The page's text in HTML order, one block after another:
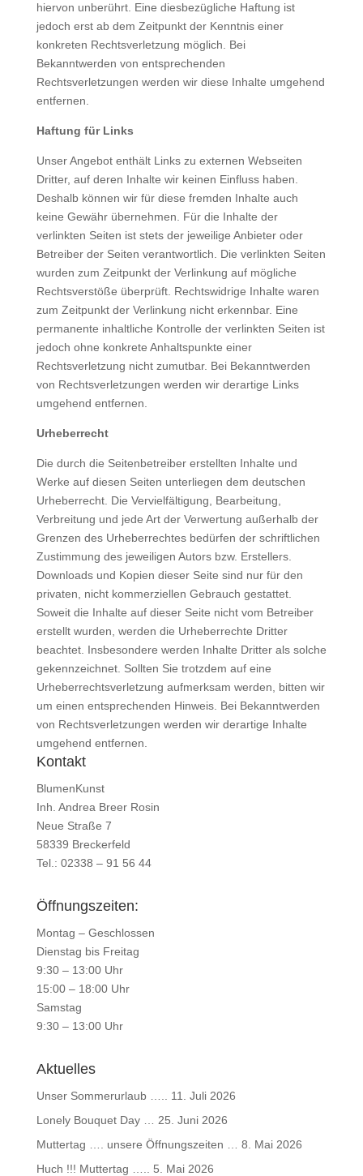
hiervon unberührt. Eine diesbezügliche Haftung ist
jedoch erst ab dem Zeitpunkt der Kenntnis einer
konkreten Rechtsverletzung möglich. Bei
Bekanntwerden von entsprechenden
Rechtsverletzungen werden wir diese Inhalte umgehend
entfernen.
Haftung für Links
Unser Angebot enthält Links zu externen Webseiten
Dritter, auf deren Inhalte wir keinen Einfluss haben.
Deshalb können wir für diese fremden Inhalte auch
keine Gewähr übernehmen. Für die Inhalte der
verlinkten Seiten ist stets der jeweilige Anbieter oder
Betreiber der Seiten verantwortlich. Die verlinkten Seiten
wurden zum Zeitpunkt der Verlinkung auf mögliche
Rechtsverstöße überprüft. Rechtswidrige Inhalte waren
zum Zeitpunkt der Verlinkung nicht erkennbar. Eine
permanente inhaltliche Kontrolle der verlinkten Seiten ist
jedoch ohne konkrete Anhaltspunkte einer
Rechtsverletzung nicht zumutbar. Bei Bekanntwerden
von Rechtsverletzungen werden wir derartige Links
umgehend entfernen.
Urheberrecht
Die durch die Seitenbetreiber erstellten Inhalte und
Werke auf diesen Seiten unterliegen dem deutschen
Urheberrecht. Die Vervielfältigung, Bearbeitung,
Verbreitung und jede Art der Verwertung außerhalb der
Grenzen des Urheberrechtes bedürfen der schriftlichen
Zustimmung des jeweiligen Autors bzw. Erstellers.
Downloads und Kopien dieser Seite sind nur für den
privaten, nicht kommerziellen Gebrauch gestattet.
Soweit die Inhalte auf dieser Seite nicht vom Betreiber
erstellt wurden, werden die Urheberrechte Dritter
beachtet. Insbesondere werden Inhalte Dritter als solche
gekennzeichnet. Sollten Sie trotzdem auf eine
Urheberrechtsverletzung aufmerksam werden, bitten wir
um einen entsprechenden Hinweis. Bei Bekanntwerden
von Rechtsverletzungen werden wir derartige Inhalte
umgehend entfernen.
Kontakt
BlumenKunst
Inh. Andrea Breer Rosin
Neue Straße 7
58339 Breckerfeld
Tel.: 02338 – 91 56 44
Öffnungszeiten:
Montag – Geschlossen
Dienstag bis Freitag
9:30 – 13:00 Uhr
15:00 – 18:00 Uhr
Samstag
9:30 – 13:00 Uhr
Aktuelles
Unser Sommerurlaub …..
11. Juli 2026
Lonely Bouquet Day …
25. Juni 2026
Muttertag …. unsere Öffnungszeiten …
8. Mai 2026
Huch !!! Muttertag …..
5. Mai 2026